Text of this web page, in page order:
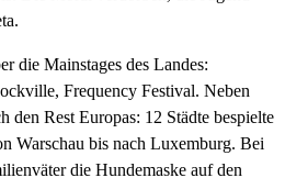
die Mainstages des Landes:
Frequency Festival. Neben
den Rest Europas: 12 Städte bespielte
Warschau bis nach Luxemburg. Bei
die Hundemaske auf den